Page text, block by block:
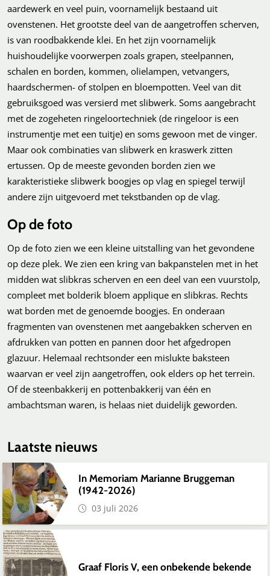
aardewerk en veel puin, voornamelijk bestaand uit
ovenstenen. Het grootste deel van de aangetroffen scherven,
is van roodbakkende klei. En het zijn voornamelijk
huishoudelijke voorwerpen zoals grapen, steelpannen,
schalen en borden, kommen, olielampen, vetvangers,
haardschermen- of stolpen en bloempotten. Veel van dit
gebruiksgoed was versierd met slibwerk. Soms aangebracht
met de zogeheten ringeloortechniek (de ringeloor is een
instrumentje met een tuitje) en soms gewoon met de vinger.
Maar ook combinaties van slibwerk en kraswerk zitten
ertussen. Op de meeste gevonden borden zien we
karakteristieke slibwerk boogjes op vlag en spiegel terwijl
andere zijn uitgevoerd met tekstbanden op de vlag.
Op de foto
Op de foto zien we een kleine uitstalling van het gevondene
op deze plek. We zien een kring van bakpanstelen met in het
midden wat slibkras scherven en een deel van een vuurstolp,
compleet met bolderik bloem applique en slibkras. Rechts
wat borden met de genoemde boogjes. En onderaan
fragmenten van ovenstenen met aangebakken scherven en
afdrukken van potten en pannen door het afgedropen
glazuur. Helemaal rechtsonder een mislukte baksteen
waarvan er veel zijn aangetroffen, ook elders op het terrein.
Of de steenbakkerij en pottenbakkerij van één en
ambachtsman waren, is helaas niet duidelijk geworden.
Laatste nieuws
In Memoriam Marianne Bruggeman
(1942-2026)
03 juli 2026
Graaf Floris V, een onbekende bekende